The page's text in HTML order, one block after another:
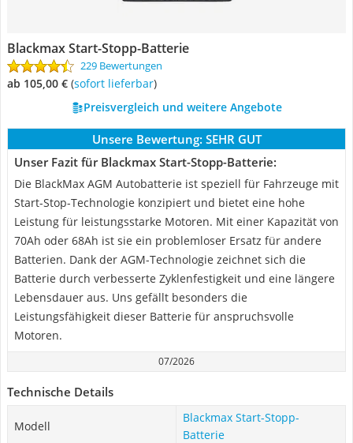
Blackmax Start-Stopp-Batterie
229 Bewertungen
ab 105,00 € ( Sofort lieferbar)
Preisvergleich und weitere Angebote
Unsere Bewertung: SEHR GUT
Unser Fazit für Blackmax Start-Stopp-Batterie:
Die BlackMax AGM Autobatterie ist speziell für Fahrzeuge mit
Start-Stop-Technologie konzipiert und bietet eine hohe
Leistung für leistungsstarke Motoren. Mit einer Kapazität von
70Ah oder 68Ah ist sie ein problemloser Ersatz für andere
Batterien. Dank der AGM-Technologie zeichnet sich die
Batterie durch verbesserte Zyklenfestigkeit und eine längere
Lebensdauer aus. Uns gefällt besonders die
Leistungsfähigkeit dieser Batterie für anspruchsvolle
Motoren.
07/2026
Technische Details
Modell
Blackmax Start-Stopp-
Batterie